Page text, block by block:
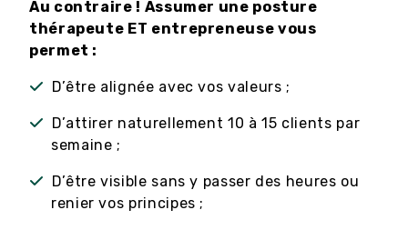
Au contraire ! Assumer une posture
thérapeute ET entrepreneuse vous
permet :
D’être alignée avec vos valeurs ;
D’attirer naturellement 10 à 15 clients par
semaine ;
D’être visible sans y passer des heures ou
renier vos principes ;